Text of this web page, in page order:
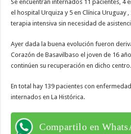
Se encuentran internados 11 pacientes, 4
el hospital Urquiza y 5 en Clínica Uruguay
terapia intensiva sin necesidad de
Ayer dada la buena evolución fueron
Corazón de Basavilbaso el joven de 16
continúen su recuperación en dicho centro.
En total hay 139 pacientes con
internados en La Histórica.
Compartilo en